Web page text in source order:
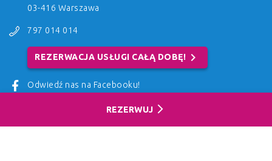
03-416 Warszawa
797 014 014
REZERWACJA USŁUGI CAŁĄ DOBĘ! chevron_right
Odwiedź nas na Facebooku!
JAK JESZCZE MOŻEMY CI POMÓC?
REZERWUJ arrow_forward_ios